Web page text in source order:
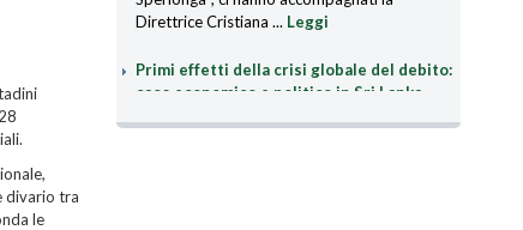
divario tra
le
Primi effetti della crisi globale del debito:
18-05-2022
dell’Asia meridionale da parte della Banca